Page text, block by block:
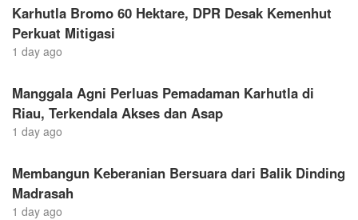
Karhutla Bromo 60 Hektare, DPR Desak Kemenhut
Perkuat Mitigasi
1 day ago
Manggala Agni Perluas Pemadaman Karhutla di
Riau, Terkendala Akses dan Asap
1 day ago
Membangun Keberanian Bersuara dari Balik Dinding
Madrasah
1 day ago